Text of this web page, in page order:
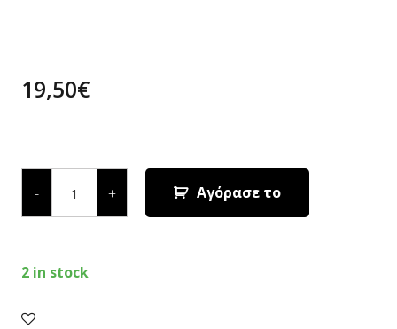
19,50€
-
ΜΕΣΙΝΕΖΑ
ΣΤΡΟΓΓΥΛΗ
2,4mm/83m
ΠΟΡΤΟΚΑΛΙ
+ Αγόρασε το
2 in stock